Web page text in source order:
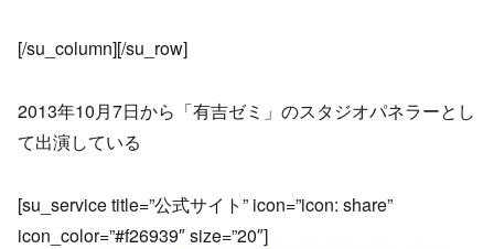
[/su_column][/su_row]
2013年10月7日から「有吉ゼミ」のスタジオパネラーとし
て出演している
[su_service title=”公式サイト” icon=”icon: share”
icon_color=”#f26939″ size=”20″]